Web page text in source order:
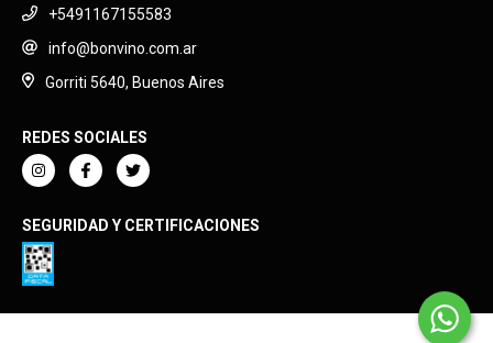
+5491167155583
info@bonvino.com.ar
Gorriti 5640, Buenos Aires
REDES SOCIALES
SEGURIDAD Y CERTIFICACIONES